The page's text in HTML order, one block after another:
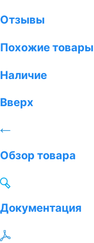
Отзывы
Похожие товары
Наличие
Вверх
Обзор товара
Документация